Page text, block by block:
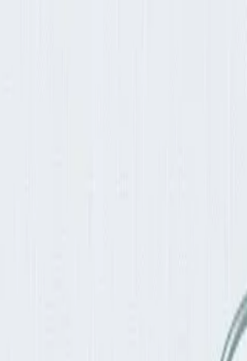
науки
и устойчивом снижении веса.
года. Причина не в слабой воле —
усиливает чувство голода,